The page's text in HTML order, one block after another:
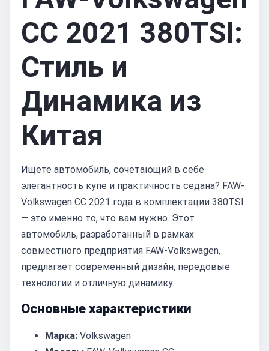
CC 2021 380TSI:
Стиль и
Динамика из
Китая
Ищете автомобиль, сочетающий в себе
элегантность купе и практичность седана? FAW-
Volkswagen CC 2021 года в комплектации 380TSI
— это именно то, что вам нужно. Этот
автомобиль, разработанный в рамках
совместного предприятия FAW-Volkswagen,
предлагает современный дизайн, передовые
технологии и отличную динамику.
Основные характеристики
Марка: Volkswagen